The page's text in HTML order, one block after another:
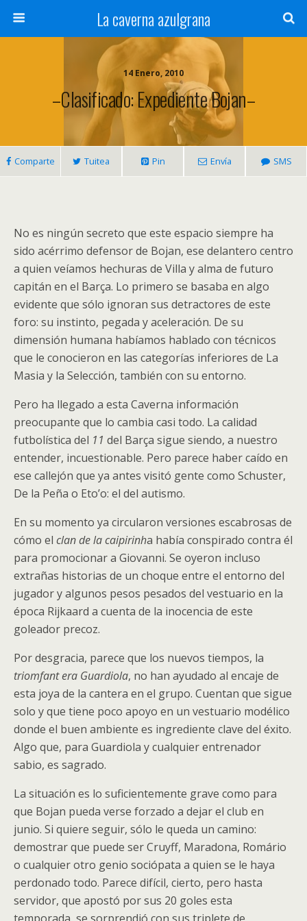
La caverna azulgrana
14 Enero, 2010
–Clasificado: Expediente Bojan–
Comparte Tuitea Pin Envía SMS
No es ningún secreto que este espacio siempre ha
sido acérrimo defensor de Bojan, ese delantero centro
a quien veíamos hechuras de Villa y alma de futuro
capitán en el Barça. Lo primero se basaba en algo
evidente que sólo ignoran sus detractores de este
foro: su instinto, pegada y aceleración. De su
dimensión humana habíamos hablado con técnicos
que le conocieron en las categorías inferiores de La
Masia y la Selección, también con su entorno.
Pero ha llegado a esta Caverna información
preocupante que lo cambia casi todo. La calidad
futbolística del 11 del Barça sigue siendo, a nuestro
entender, incuestionable. Pero parece haber caído en
ese callejón que ya antes visitó gente como Schuster,
De la Peña o Eto’o: el del autismo.
En su momento ya circularon versiones escabrosas de
cómo el clan de la caipirinha había conspirado contra él
para promocionar a Giovanni. Se oyeron incluso
extrañas historias de un choque entre el entorno del
jugador y algunos pesos pesados del vestuario en la
época Rijkaard a cuenta de la inocencia de este
goleador precoz.
Por desgracia, parece que los nuevos tiempos, la
triomfant era Guardiola, no han ayudado al encaje de
esta joya de la cantera en el grupo. Cuentan que sigue
solo y que tiene poco apoyo en un vestuario modélico
donde el buen ambiente es ingrediente clave del éxito.
Algo que, para Guardiola y cualquier entrenador
sabio, es sagrado.
La situación es lo suficientemente grave como para
que Bojan pueda verse forzado a dejar el club en
junio. Si quiere seguir, sólo le queda un camino:
demostrar que puede ser Cruyff, Maradona, Romário
o cualquier otro genio sociópata a quien se le haya
perdonado todo. Parece difícil, cierto, pero hasta
servidor, que apostó por sus 20 goles esta